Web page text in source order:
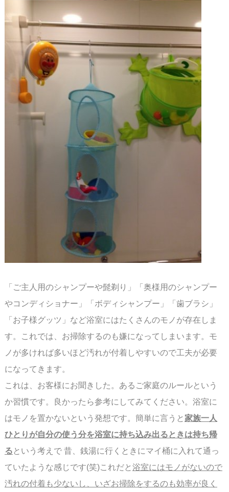
「ご主人用のシャンプーや髭剃り」「奥様用のシャンプー
やコンディショナー」
「ボディシャンプー」「歯ブラシ」
「お子様グッツ」など浴室にはたくさんのモノが存在 しま
す。これでは、お掃除するのも嫌になってしまいます。モ
ノが多ければ多いほど汚れが付着しやすいので工夫が必要
になってきます。
これは、お客様にお聞きした。あるご家庭のルールという
か習慣です。良かったら参考にしてみてください。浴室に
はモノを置かないという発想です。簡単に言うと 家族一人
ひとりが自分の使う分を浴室に持ち込み出るときは持ち帰
る という考えで 昔、銭湯に行くときにマイ桶に入れて通っ
ていたような感じです(笑)これだと 浴室にはモノがないので
汚れの付着も少ないし、いざお掃除をするのも効率が良く